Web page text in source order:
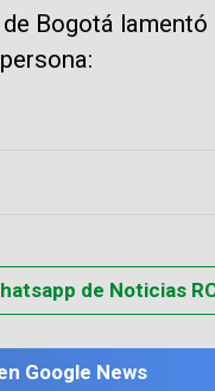
Bogotá lamentó
de Noticias
Google News